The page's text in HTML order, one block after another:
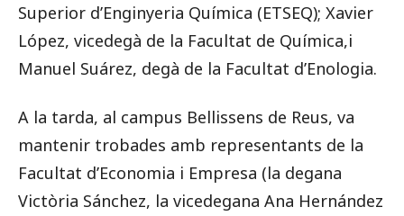
Superior d’Enginyeria Química (ETSEQ); Xavier
López, vicedegà de la Facultat de Química,i
Manuel Suárez, degà de la Facultat d’Enologia.
A la tarda, al campus Bellissens de Reus, va
mantenir trobades amb representants de la
Facultat d’Economia i Empresa (la degana
Victòria Sánchez, la vicedegana Ana Hernández